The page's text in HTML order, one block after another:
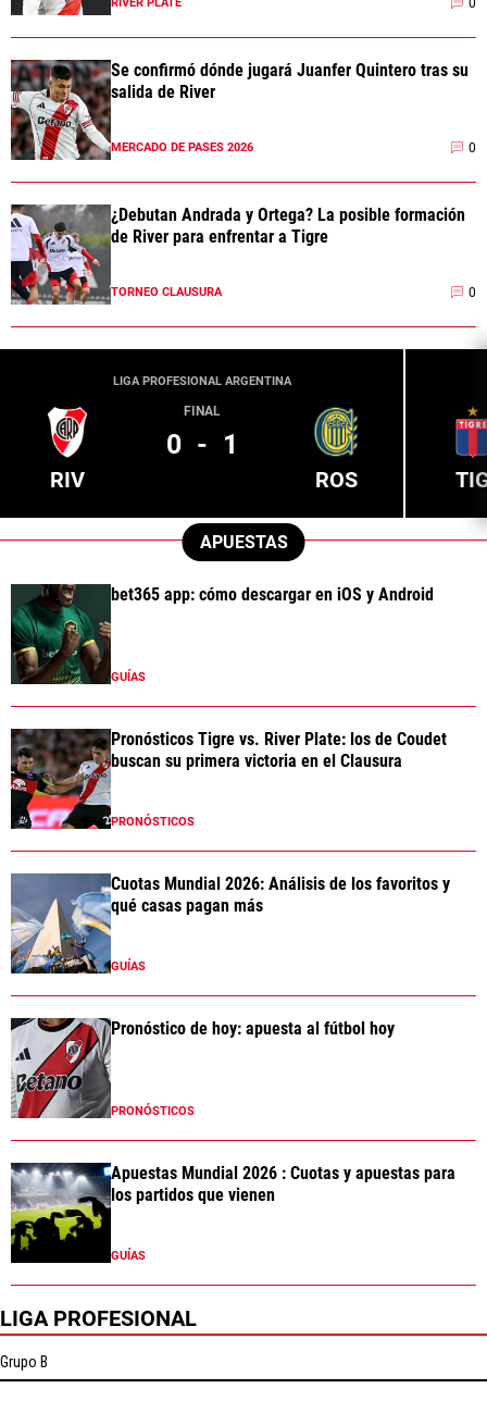
Se confirmó dónde jugará Juanfer Quintero tras su
salida de River
MERCADO DE PASES 2026 0
¿Debutan Andrada y Ortega? La posible formación
de River para enfrentar a Tigre
TORNEO CLAUSURA 0
LIGA PROFESIONAL ARGENTINA
RIV
FINAL
0 - 1
ROS
APUESTAS
bet365 app: cómo descargar en iOS y Android
GUÍAS
Pronósticos Tigre vs. River Plate: los de Coudet
buscan su primera victoria en el Clausura
PRONÓSTICOS
Cuotas Mundial 2026: Análisis de los favoritos y
qué casas pagan más
GUÍAS
Pronóstico de hoy: apuesta al fútbol hoy
PRONÓSTICOS
Apuestas Mundial 2026 : Cuotas y apuestas para
los partidos que vienen
GUÍAS
LIGA PROFESIONAL